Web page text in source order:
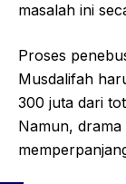
masalah ini
Proses
Musdalifah
300 juta dari
Namun,